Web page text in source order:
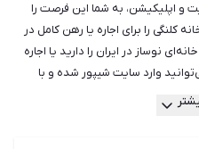
و اپلیکیشن، به شما این فرصت را
کلنگی را برای اجاره یا رهن کامل در
نوساز در ایران را دارید یا اجاره
وارد سایت شیپور شده و با
ملک را برای خود بیابید.